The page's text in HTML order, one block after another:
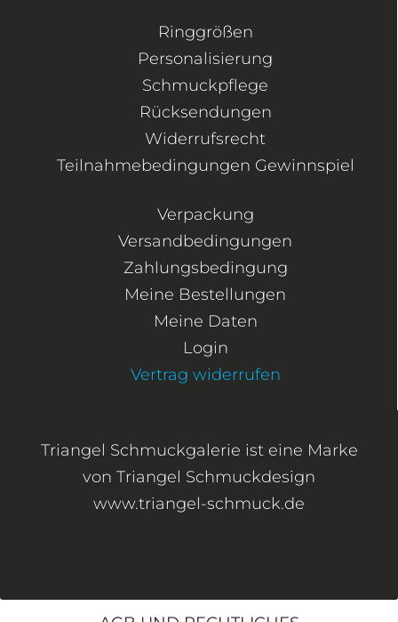
Ringgrößen
Personalisierung
Schmuckpflege
Rücksendungen
Widerrufsrecht
Teilnahmebedingungen Gewinnspiel
Verpackung
Versandbedingungen
Zahlungsbedingung
Meine Bestellungen
Meine Daten
Login
Vertrag widerrufen
Triangel Schmuckgalerie ist eine Marke
von Triangel Schmuckdesign
www.triangel-schmuck.de